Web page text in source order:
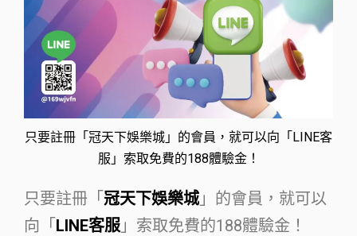
只要註冊「冠天下娛樂城」的會員，就可以向「LINE客
服」索取免費的188體驗金！
只要註冊「 冠天下娛樂城」的會員，就可以
向「 LINE客服 」索取免費的188體驗金！